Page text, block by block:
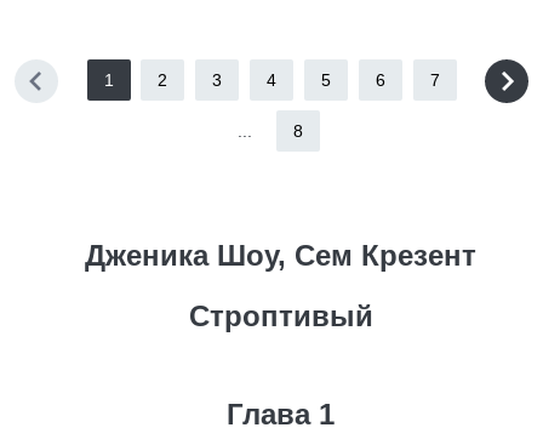
1 2 3 4 5 6 7
8
Дженика Шоу, Сем Крезент
Строптивый
Глава 1